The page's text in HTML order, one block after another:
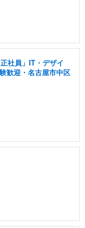
社員」IT・デザイ
歓迎・名古屋市中区